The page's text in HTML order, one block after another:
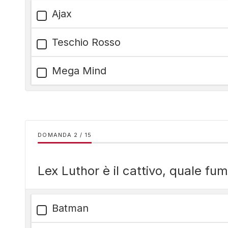
Ajax
Teschio Rosso
Mega Mind
DOMANDA / 15
Lex Luthor è il cattivo, quale
Batman